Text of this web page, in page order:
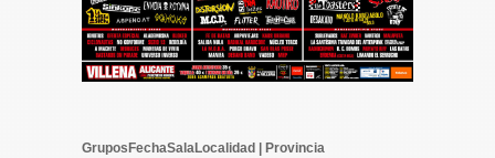
GruposFechaSalaLocalidad | Provincia